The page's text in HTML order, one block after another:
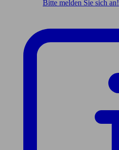
Bitte melden Sie sich an!